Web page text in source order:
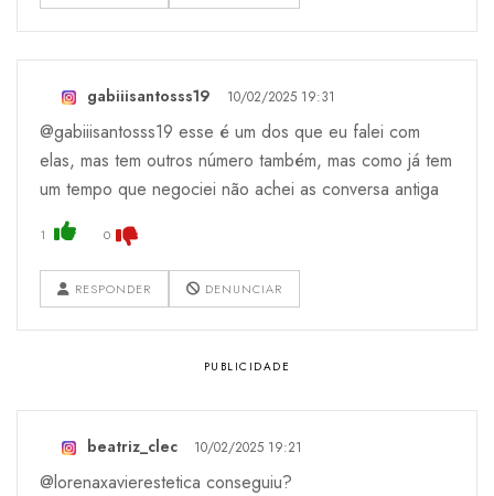
gabiiisantosss19 10/02/2025 19:31
@gabiiisantosss19 esse é um dos que eu falei com
elas, mas tem outros número também, mas como já tem
um tempo que negociei não achei as conversa antiga
1 0
RESPONDER DENUNCIAR
beatriz_clec 10/02/2025 19:21
@lorenaxavierestetica conseguiu?